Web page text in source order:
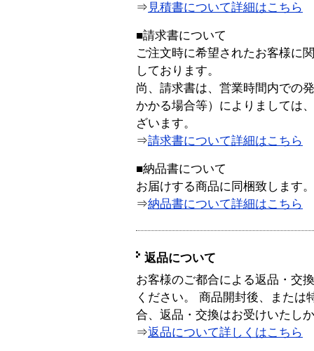
⇒ 見積書について詳細はこちら
■請求書について
ご注文時に希望されたお客様に
しております。
尚、請求書は、営業時間内での
かかる場合等）によりましては
ざいます。
⇒請求書について詳細はこちら
■納品書について
お届けする商品に同梱致します。
⇒納品書について詳細はこちら
返品について
お客様のご都合による返品・交
ください。 商品開封後、または
合、返品・交換はお受けいたし
⇒返品について詳しくはこちら